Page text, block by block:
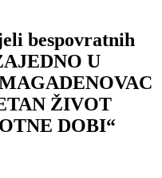
bespovratnih
U
ŽIVOT
DOBI“